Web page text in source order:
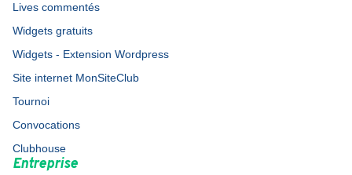
Lives commentés
Widgets gratuits
Widgets - Extension Wordpress
Site internet MonSiteClub
Tournoi
Convocations
Clubhouse
Entreprise